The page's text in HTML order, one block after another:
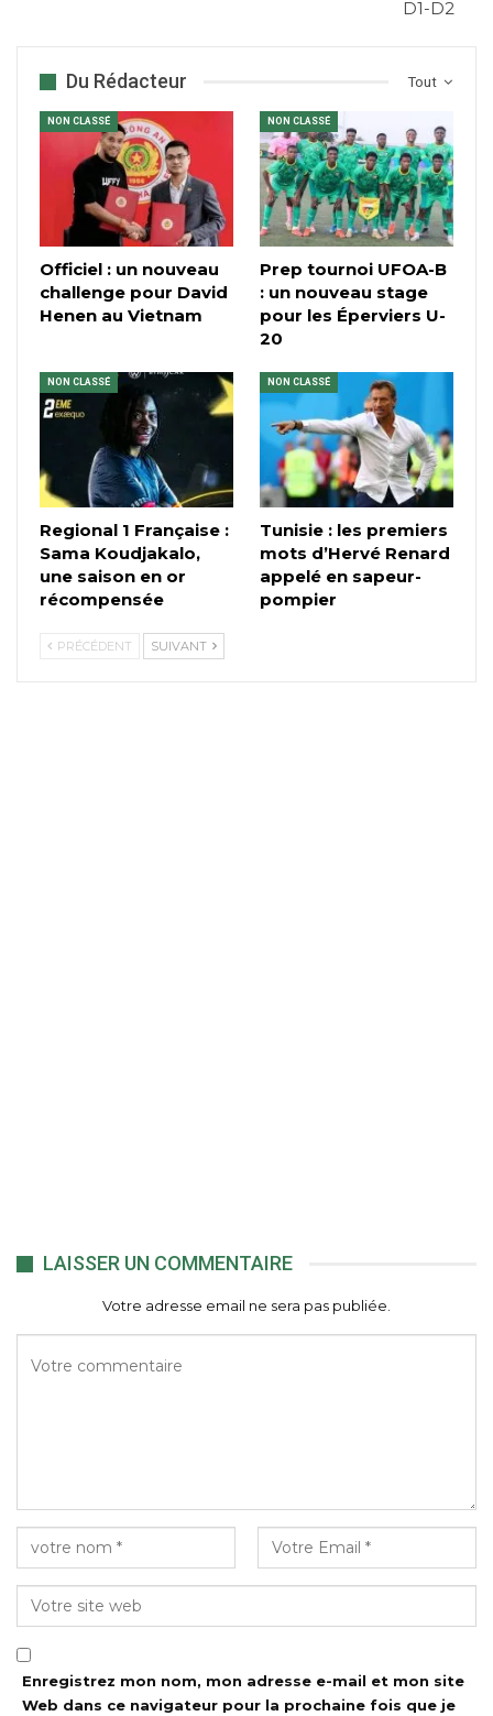
D1-D2
Tout
Du Rédacteur
NON CLASSÉ
Officiel : un nouveau
challenge pour David
Henen au Vietnam
NON CLASSÉ
Prep tournoi UFOA-B
: un nouveau stage
pour les Éperviers U-
20
NON CLASSÉ
Regional 1 Française :
Sama Koudjakalo,
une saison en or
récompensée
NON CLASSÉ
Tunisie : les premiers
mots d’Hervé Renard
appelé en sapeur-
pompier
PRÉCÉDENT SUIVANT
LAISSER UN COMMENTAIRE
Votre adresse email ne sera pas publiée.
Enregistrez mon nom, mon adresse e-mail et mon site
Web dans ce navigateur pour la prochaine fois que je